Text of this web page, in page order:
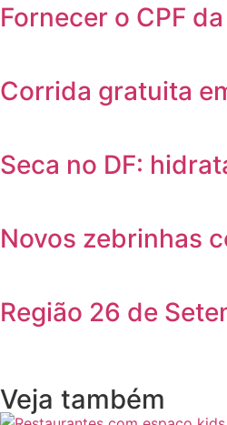
Fornecer o CPF
Corrida gratuita
Seca no DF:
Novos zebrinhas
Região 26 de
Veja também